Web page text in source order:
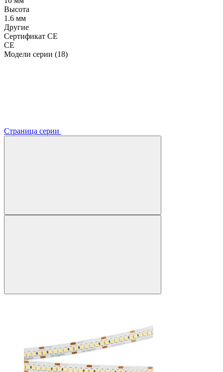
Высота
1.6 мм
Другие
Сертификат CE
CE
Модели серии (18)
Страница серии